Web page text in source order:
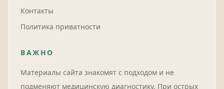
Контакты
Политика приватности
ВАЖНО
Материалы сайта знакомят с подходом и не
подменяют медицинскую диагностику. При острых